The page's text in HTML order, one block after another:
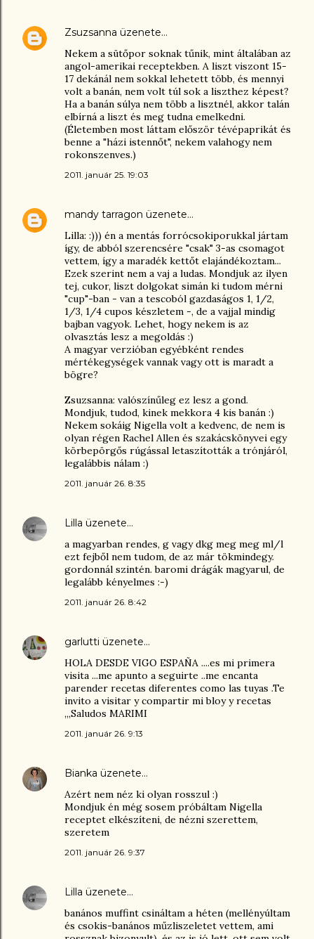
Zsuzsanna üzenete…
Nekem a sütőpor soknak tűnik, mint általában az
angol-amerikai receptekben. A liszt viszont 15-
17 dekánál nem sokkal lehetett több, és mennyi
volt a banán, nem volt túl sok a liszthez képest?
Ha a banán súlya nem több a lisztnél, akkor talán
elbírná a liszt és meg tudna emelkedni.
(Életemben most láttam először tévépaprikát és
benne a "házi istennőt", nekem valahogy nem
rokonszenves.)
2011. január 25. 19:03
mandy tarragon üzenete…
Lilla: :))) én a mentás forrócsokiporukkal jártam
így, de abból szerencsére "csak" 3-as csomagot
vettem, így a maradék kettőt elajándékoztam...
Ezek szerint nem a vaj a ludas. Mondjuk az ilyen
tej, cukor, liszt dolgokat simán ki tudom mérni
"cup"-ban - van a tescoból gazdaságos 1, 1/2,
1/3, 1/4 cupos készletem -, de a vajjal mindig
bajban vagyok. Lehet, hogy nekem is az
olvasztás lesz a megoldás :)
A magyar verzióban egyébként rendes
mértékegységek vannak vagy ott is maradt a
bögre?
Zsuzsanna: valószínűleg ez lesz a gond.
Mondjuk, tudod, kinek mekkora 4 kis banán :)
Nekem sokáig Nigella volt a kedvenc, de nem is
olyan régen Rachel Allen és szakácskönyvei egy
körbepörgős rúgással letaszították a trónjáról,
legalábbis nálam :)
2011. január 26. 8:35
Lilla üzenete…
a magyarban rendes, g vagy dkg meg meg ml/l
ezt fejből nem tudom, de az már tökmindegy.
gordonnál szintén. baromi drágák magyarul, de
legalább kényelmes :-)
2011. január 26. 8:42
garlutti üzenete…
HOLA DESDE VIGO ESPAÑA ....es mi primera
visita ...me apunto a seguirte ..me encanta
parender recetas diferentes como las tuyas .Te
invito a visitar y compartir mi bloy y recetas
,,,Saludos MARIMI
2011. január 26. 9:13
Bianka üzenete…
Azért nem néz ki olyan rosszul :)
Mondjuk én még sosem próbáltam Nigella
receptet elkészíteni, de nézni szerettem,
szeretem
2011. január 26. 9:37
Lilla üzenete…
banános muffint csináltam a héten (mellényúltam
és csokis-banános műzliszeletet vettem, ami